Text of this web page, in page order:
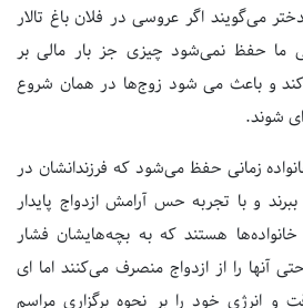
دختر می‌گویند اگر عروسی در فلان باغ تالار
ما حفظ نمی‌شود چیزی جز بار مالی بر
و باعث می شود زوج‌ها در همان شروع
شوند.
زمانی حفظ می‌شود که فرزندانشان در
و با تجربه حس آرامش ازدواج پایدار
هستند که به بچه‌هایشان فشار
آنها را از ازدواج منصرف می‌کنند اما ای
و انرژی خود را بر نحوه برگزاری مراسم